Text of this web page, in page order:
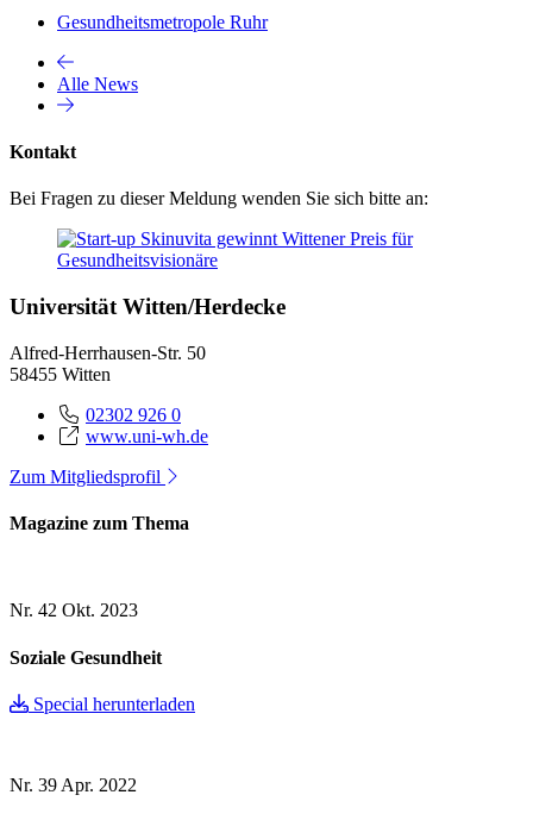
Gesundheitsmetropole Ruhr
Alle News
Kontakt
Bei Fragen zu dieser Meldung wenden Sie sich bitte an:
Universität Witten/Herdecke
Alfred-Herrhausen-Str. 50
58455 Witten
02302 926 0
www.uni-wh.de
Zum Mitgliedsprofil
Magazine zum Thema
Nr. 42 Okt. 2023
Soziale Gesundheit
Special herunterladen
Nr. 39 Apr. 2022